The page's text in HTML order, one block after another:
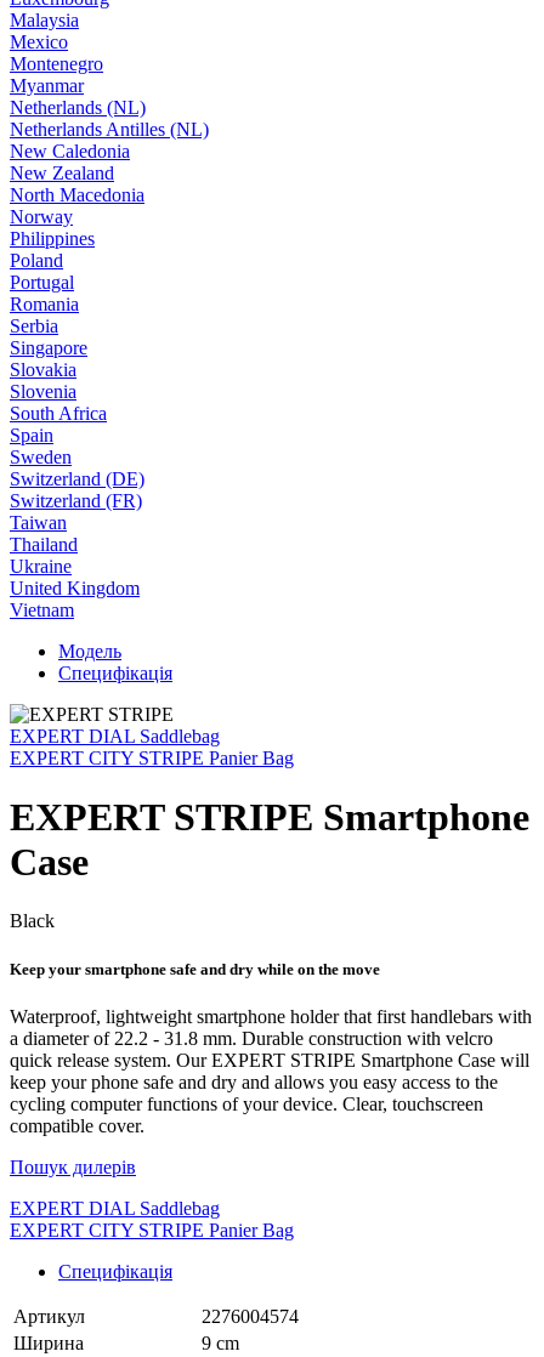
Malaysia
Mexico
Montenegro
Myanmar
Netherlands (NL)
Netherlands Antilles (NL)
New Caledonia
New Zealand
North Macedonia
Norway
Philippines
Poland
Portugal
Romania
Serbia
Singapore
Slovakia
Slovenia
South Africa
Spain
Sweden
Switzerland (DE)
Switzerland (FR)
Taiwan
Thailand
Ukraine
United Kingdom
Vietnam
Модель
Специфікація
EXPERT DIAL Saddlebag
EXPERT CITY STRIPE Panier Bag
EXPERT STRIPE Smartphone
Case
Black
Keep your smartphone safe and dry while on the move
Waterproof, lightweight smartphone holder that first handlebars with
a diameter of 22.2 - 31.8 mm. Durable construction with velcro
quick release system. Our EXPERT STRIPE Smartphone Case will
keep your phone safe and dry and allows you easy access to the
cycling computer functions of your device. Clear, touchscreen
compatible cover.
Пошук дилерів
EXPERT DIAL Saddlebag
EXPERT CITY STRIPE Panier Bag
Специфікація
Артикул
2276004574
Ширина
9 cm